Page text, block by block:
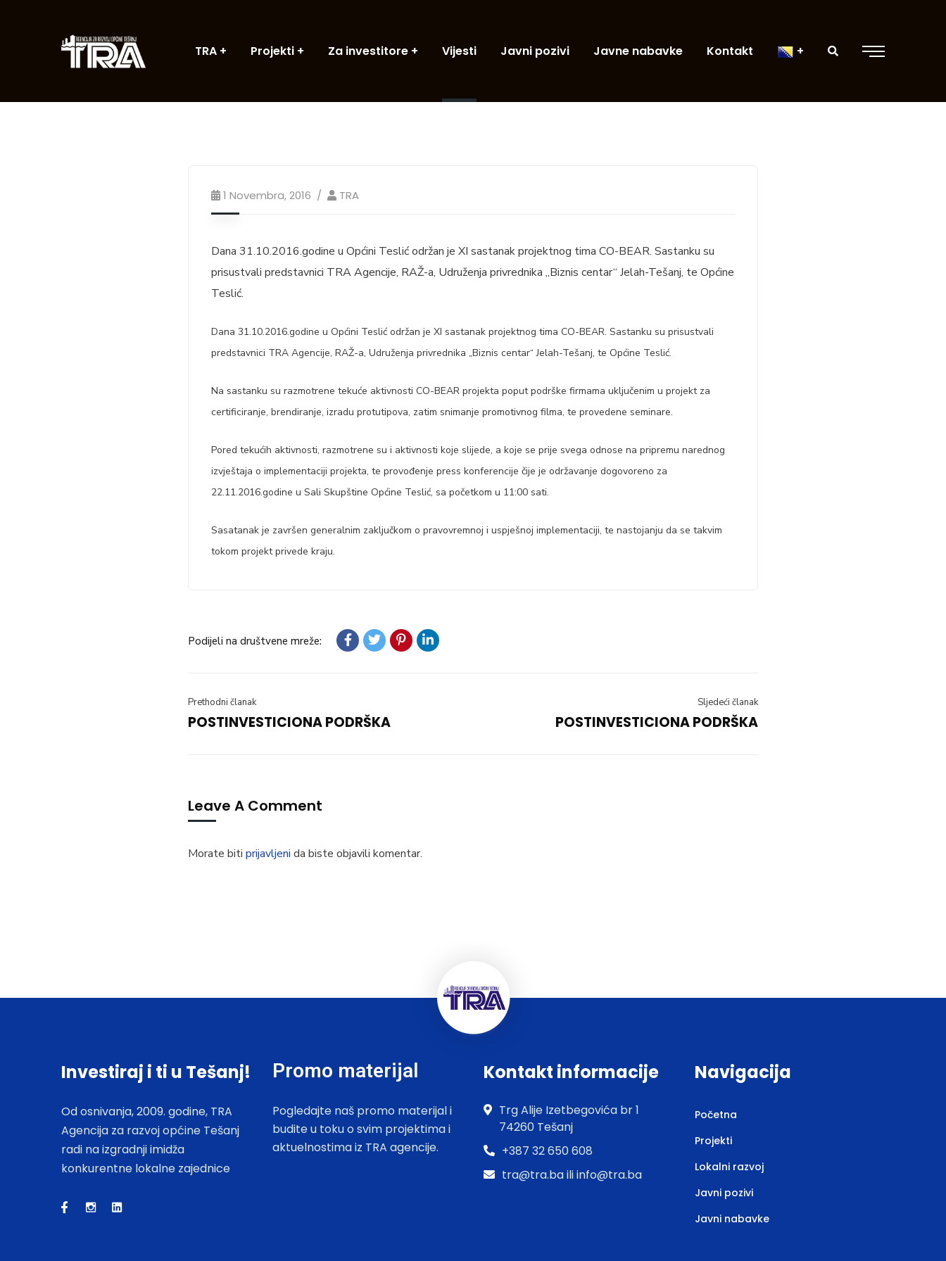
TRA Projekti Za investitore Vijesti Javni pozivi Javne nabavke Kontakt
1 Novembra, 2016 TRA
Dana 31.10.2016.godine u Općini Teslić održan je XI sastanak projektnog tima CO-BEAR. Sastanku su
prisustvali predstavnici TRA Agencije, RAŽ-a, Udruženja privrednika „Biznis centar“ Jelah-Tešanj, te Općine
Teslić.
Dana 31.10.2016.godine u Općini Teslić održan je XI sastanak projektnog tima CO-BEAR. Sastanku su prisustvali
predstavnici TRA Agencije, RAŽ-a, Udruženja privrednika „Biznis centar“ Jelah-Tešanj, te Općine Teslić.
Na sastanku su razmotrene tekuće aktivnosti CO-BEAR projekta poput podrške firmama uključenim u projekt za
certificiranje, brendiranje, izradu protutipova, zatim snimanje promotivnog filma, te provedene seminare.
Pored tekućih aktivnosti, razmotrene su i aktivnosti koje slijede, a koje se prije svega odnose na pripremu narednog
izvještaja o implementaciji projekta, te provođenje press konferencije čije je održavanje dogovoreno za
22.11.2016.godine u Sali Skupštine Općine Teslić, sa početkom u 11:00 sati.
Sasatanak je završen generalnim zaključkom o pravovremnoj i uspješnoj implementaciji, te nastojanju da se takvim
tokom projekt privede kraju.
Podijeli na društvene mreže:
Prethodni članak
POSTINVESTICIONA PODRŠKA
Sljedeći članak
POSTINVESTICIONA PODRŠKA
Leave A Comment
Morate biti prijavljeni da biste objavili komentar.
Investiraj i ti u Tešanj!
Od osnivanja, 2009. godine, TRA
Agencija za razvoj općine Tešanj
radi na izgradnji imidža
konkurentne lokalne zajednice
Promo materijal
Pogledajte naš promo materijal i
budite u toku o svim projektima i
aktuelnostima iz TRA agencije.
Kontakt informacije
Trg Alije Izetbegovića br 1
74260 Tešanj
+387 32 650 608
tra@tra.ba ili info@tra.ba
Navigacija
Početna
Projekti
Lokalni razvoj
Javni pozivi
Javni nabavke